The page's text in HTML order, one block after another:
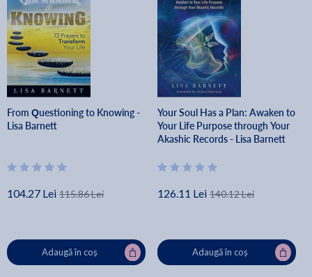
From Questioning to Knowing -
Lisa Barnett
104.27 Lei 115.86 Lei
Adaugă în coș
Your Soul Has a Plan: Awaken to
Your Life Purpose through Your
Akashic Records - Lisa Barnett
126.11 Lei 140.12 Lei
Adaugă în coș